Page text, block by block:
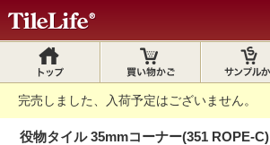
完売しました、入荷予定はございません。
役物タイル 35mmコーナー(351 ROPE-C)